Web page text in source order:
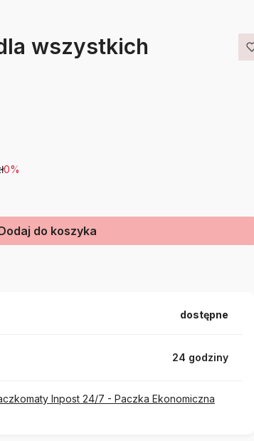
wszystkich
0%
do koszyka
dostępne
24 godziny
Inpost 24/7 - Paczka Ekonomiczna